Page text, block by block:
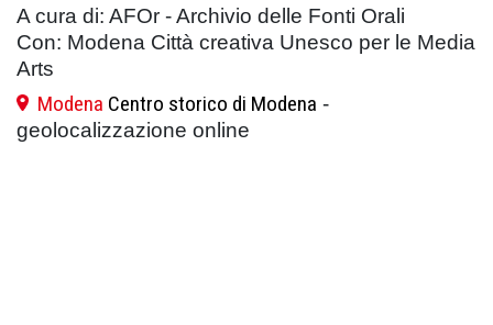
A cura di: AFOr - Archivio delle Fonti Orali
Con: Modena Città creativa Unesco per le Media
Arts
Modena Centro storico di Modena -
geolocalizzazione online